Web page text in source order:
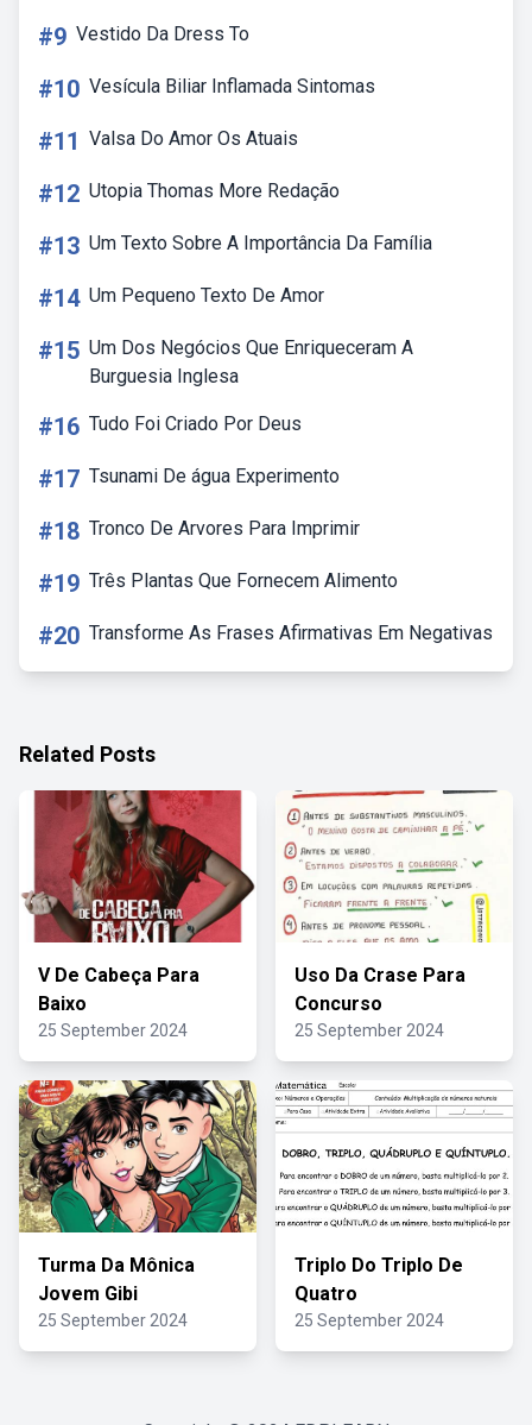
#9 Vestido Da Dress To
#10 Vesícula Biliar Inflamada Sintomas
#11 Valsa Do Amor Os Atuais
#12 Utopia Thomas More Redação
#13 Um Texto Sobre A Importância Da Família
#14 Um Pequeno Texto De Amor
#15 Um Dos Negócios Que Enriqueceram A
Burguesia Inglesa
#16 Tudo Foi Criado Por Deus
#17 Tsunami De água Experimento
#18 Tronco De Arvores Para Imprimir
#19 Três Plantas Que Fornecem Alimento
#20 Transforme As Frases Afirmativas Em Negativas
Related Posts
V De Cabeça Para
Baixo
25 September 2024
Uso Da Crase Para
Concurso
25 September 2024
Turma Da Mônica
Jovem Gibi
25 September 2024
Triplo Do Triplo De
Quatro
25 September 2024